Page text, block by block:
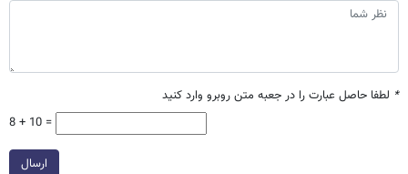
* لطفا حاصل عبارت را در جعبه متن روبرو وارد کنید
8 + 10 =
ارسال